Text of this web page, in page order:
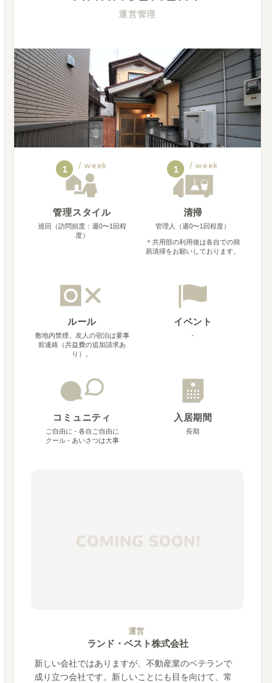
運営管理
1 / week
管理スタイル
巡回（訪問頻度：週0〜1回程
度）
1 / week
清掃
管理人（週0〜1回程度）
＊共用部の利用後は各自での簡
易清掃をお願いしております。
ルール
敷地内禁煙。友人の宿泊は要事
前連絡（共益費の追加請求あ
り）。
イベント
-
コミュニティ
ご自由に - 各自ご自由に
クール - あいさつは大事
入居期間
長期
運営
ランド・ベスト株式会社
新しい会社ではありますが、不動産業のベテランで
成り立つ会社です。新しいことにも目を向けて、常